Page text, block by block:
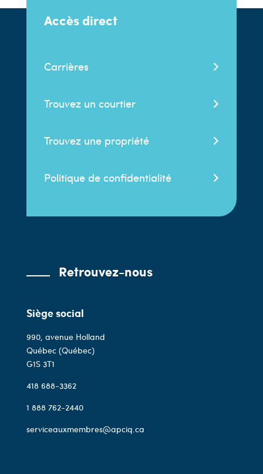
Accès direct
Carrières
Trouvez un courtier
Trouvez une propriété
Politique de confidentialité
Retrouvez-nous
Siège social
990, avenue Holland
Québec (Québec)
G1S 3T1
418 688-3362
1 888 762-2440
serviceauxmembres@apciq.ca